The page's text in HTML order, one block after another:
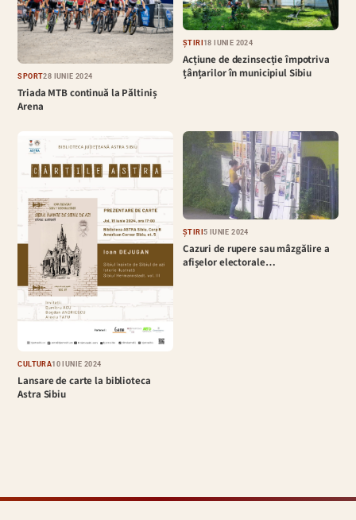
SPORT28 IUNIE 2024
Triada MTB continuă la Păltiniș
Arena
ȘTIRI18 IUNIE 2024
Acțiune de dezinsecție împotriva
țânțarilor în municipiul Sibiu
CULTURĂ10 IUNIE 2024
Lansare de carte la biblioteca
Astra Sibiu
ȘTIRI5 IUNIE 2024
Cazuri de rupere sau mâzgălire a
afișelor electorale…